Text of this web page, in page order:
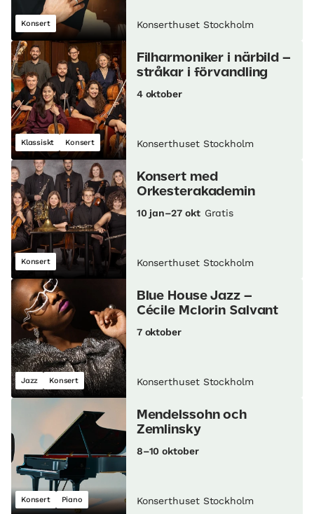
Konsert Konserthuset Stockholm
Klassiskt Konsert
Filharmoniker i närbild –
stråkar i förvandling
4 oktober
Konserthuset Stockholm
Konsert
Konsert med
Orkesterakademin
10 jan–27 okt Gratis
Konserthuset Stockholm
Jazz Konsert
Blue House Jazz –
Cécile Mclorin Salvant
7 oktober
Konserthuset Stockholm
Konsert Piano
Mendelssohn och
Zemlinsky
8–10 oktober
Konserthuset Stockholm